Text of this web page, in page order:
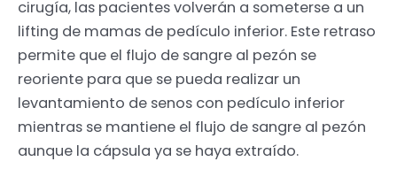
cirugía, las pacientes volverán a someterse a un
lifting de mamas de pedículo inferior. Este retraso
permite que el flujo de sangre al pezón se
reoriente para que se pueda realizar un
levantamiento de senos con pedículo inferior
mientras se mantiene el flujo de sangre al pezón
aunque la cápsula ya se haya extraído.